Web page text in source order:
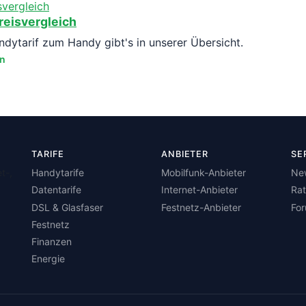
zum Handy gibt's in unserer Übersicht.
TARIFE
Handytarife
Datentarife
DSL & Glasfaser
Festnetz
Finanzen
Energie
ANBIETER
Mobilfunk-Anbieter
Internet-Anbieter
Festnetz-Anbieter